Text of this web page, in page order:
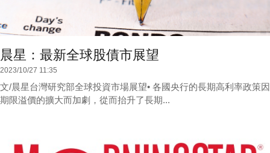
晨星：最新全球股債市展望
2023/10/27 11:35
文/晨星台灣研究部全球投資市場展望• 各國央行的長期高利率政策因
期限溢價的擴大而加劇，從而抬升了長期...